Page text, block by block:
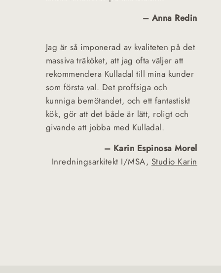
– Anna Redin
Jag är så imponerad av kvaliteten på det
massiva träköket, att jag ofta väljer att
rekommendera Kulladal till mina kunder
som första val. Det proffsiga och
kunniga bemötandet, och ett fantastiskt
kök, gör att det både är lätt, roligt och
givande att jobba med Kulladal.
– Karin Espinosa Morel
Inredningsarkitekt I/MSA, Studio Karin